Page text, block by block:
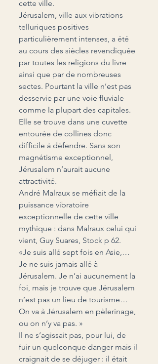
cette ville.
Jérusalem, ville aux vibrations
telluriques positives
particulièrement intenses, a été
au cours des siècles revendiquée
par toutes les religions du livre
ainsi que par de nombreuses
sectes. Pourtant la ville n’est pas
desservie par une voie fluviale
comme la plupart des capitales.
Elle se trouve dans une cuvette
entourée de collines donc
difficile à défendre. Sans son
magnétisme exceptionnel,
Jérusalem n’aurait aucune
attractivité.
André Malraux se méfiait de la
puissance vibratoire
exceptionnelle de cette ville
mythique : dans Malraux celui qui
vient, Guy Suares, Stock p 62.
«Je suis allé sept fois en Asie,…
Je ne suis jamais allé à
Jérusalem. Je n’ai aucunement la
foi, mais je trouve que Jérusalem
n’est pas un lieu de tourisme…
On va à Jérusalem en pèlerinage,
ou on n’y va pas. »
Il ne s’agissait pas, pour lui, de
fuir un quelconque danger mais il
craignait de se déjuger : il était